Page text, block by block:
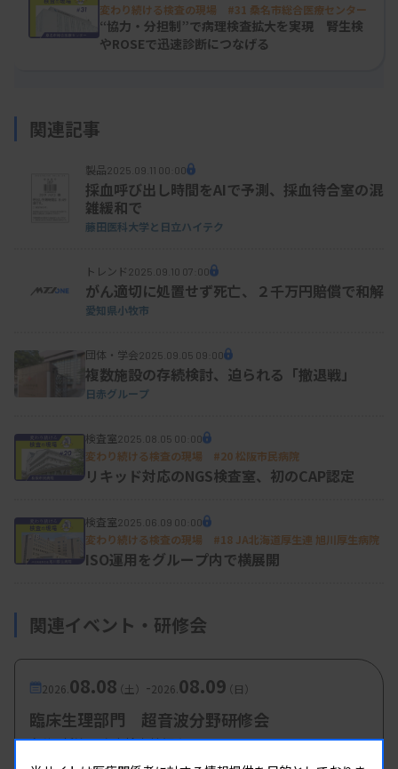
発足は2018年11月。熊本県や宮崎県の10以上の病
院に勤務し心エコーレポートの違いを実感していた
院中央検査部門・熊本大学大学院循環器内科学）
が、情報共有のための「顔の見える関係づくり」を
検査部の技師から県臨床検査技師会へとつながり、
さらに循環器内科の専門医のネットワークにも広が
検査技師の皆さんにサポートしてもらった。大学に
戻り、何かプラスになることがしたかった」と話
地域全体で人材を育成
始動に当たり県内の循環器科に行ったアンケート調
査（2018年）の結果では、心エコー検査を行って
いる医療機関は187に上り、施設や地域の差が極め
て大きい実態が分かった。
例えば心血管エコーの検査数は、熊本市を中心とす
変わり続ける検査の現場 #31 桑名市総合医療センター
“協力・分担制”で病理検査拡大を実現 腎生検
やROSEで迅速診断につなげる
関連記事
製品2025.09.11 00:00
採血呼び出し時間をAIで予測、採血待合室の混
雑緩和で
藤田医科大学と日立ハイテク
トレンド 2025.09.10 07:00
がん適切に処置せず死亡、２千万円賠償で和解
愛知県小牧市
団体・学会2025.09.05 09:00
複数施設の存続検討、迫られる「撤退戦」
日赤グループ
検査室2025.08.05 00:00
変わり続ける検査の現場 #20 松阪市民病院
リキッド対応のNGS検査室、初のCAP認定
検査室2025.06.09 00:00
変わり続ける検査の現場 #18 JA北海道厚生連 旭川厚生病院
ISO運用をグループ内で横展開
関連イベント・研修会
2026. 08.08（土） -2026. 08.09（日）
臨床生理部門 超音波分野研修会
主催 :新潟県臨床検査技師会